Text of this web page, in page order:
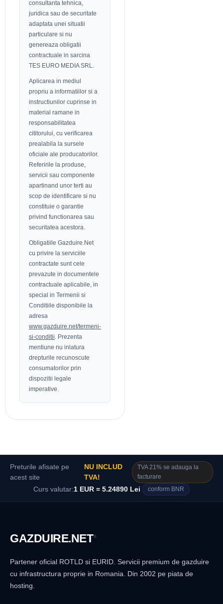
consultanta tehnica,
juridica sau de securitate
adaptata unei situatii
particulare si nu
genereaza obligatii
contractuale in sarcina
TES EURO MEDIA SRL.
Aplicarea in mediul
propriu a informatiilor si a
instructiunilor cuprinse in
material ramane in
responsabilitatea
cititorului, cu verificarea
prealabila la sursele
oficiale ale producatorilor.
Referirile la produse,
servicii sau componente
apartinand unor terti au
scop de identificare si nu
constituie o garantie
privind functionarea sau
securitatea acestora.
Obligatiile Gazduire.Net
cu privire la serviciile
contractate sunt cele
prevazute in documentele
contractuale aplicabile, in
special in Termenii si
Conditiile disponibile la
adresa
www.gazduire.net/termeni-
si-conditii . Prezenta
mentiune nu inlatura
drepturile recunoscute
consumatorilor prin
dispozitii legale
imperative.
Preturile afisate pe
acest site
NU INCLUD
TVA!
TVA 21% se adauga la
facturare
Curs valutar:1 EUR = 5.24890 Lei conform BNR
GAZDUIRE.NET®
Partener oficial ROTLD si EURID. Servicii premium de gazduire
cu infrastructura proprie in Romania. Din 2002 pe piata de
hosting.